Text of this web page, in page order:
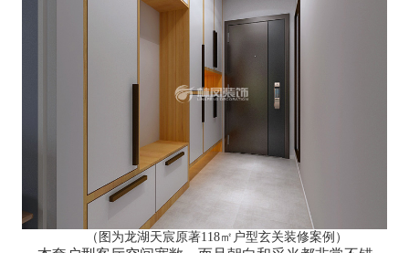
（图为龙湖天宸原著118㎡户型玄关装修案例）